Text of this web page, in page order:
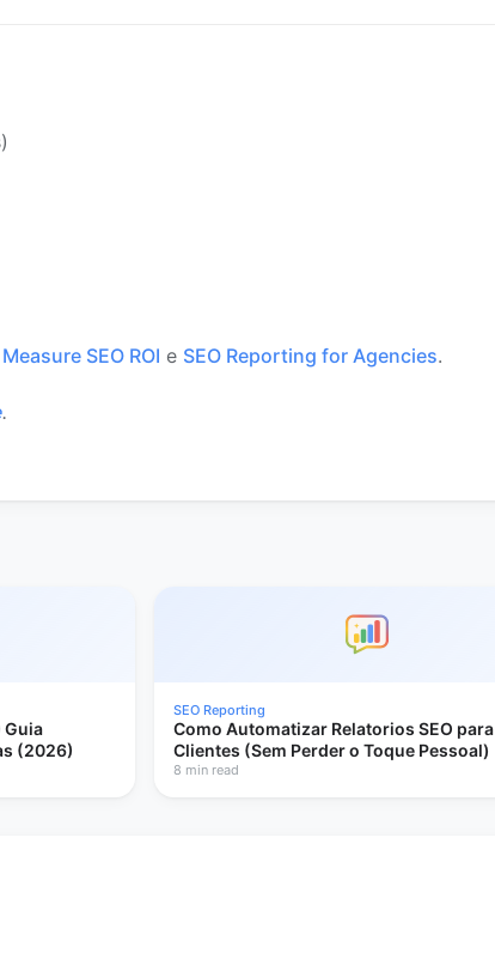
SEO ROI e SEO Reporting for Agencies.
.
Guia
(2026)
SEO Reporting
Como Automatizar Relatorios SEO para
Clientes (Sem Perder o Toque Pessoal)
8 min read